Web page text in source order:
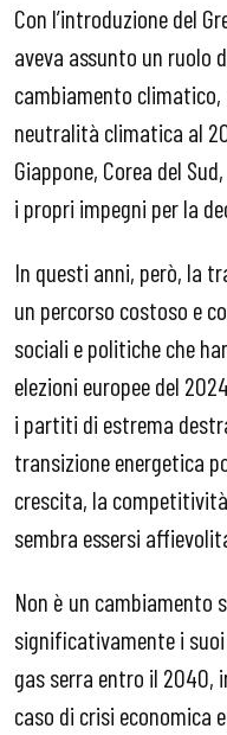
Con l’introduzione del
aveva assunto un ruolo
cambiamento climatico,
neutralità climatica al
Giappone, Corea del
i propri impegni per la
In questi anni, però, la
un percorso costoso e
sociali e politiche che
elezioni europee del
i partiti di estrema
transizione energetica
crescita, la
sembra essersi
Non è un cambiamento
significativamente i
gas serra entro il 2040,
caso di crisi economica